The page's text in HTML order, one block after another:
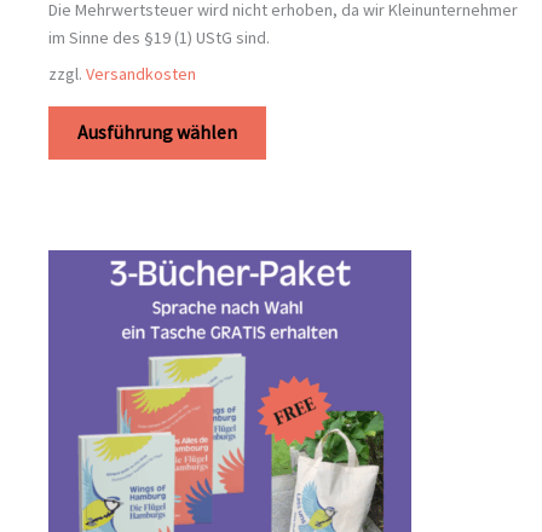
Die Mehrwertsteuer wird nicht erhoben, da wir Kleinunternehmer
im Sinne des §19 (1) UStG sind.
zzgl. Versandkosten
Ausführung wählen